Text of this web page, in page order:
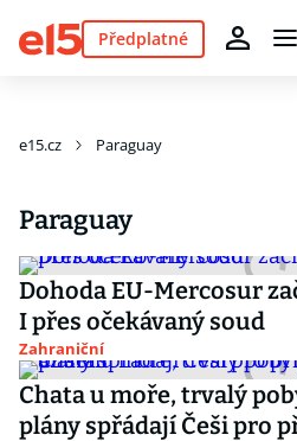
Předplatné
e15.cz Paraguay
Paraguay
Dohoda EU-Mercosur
I přes očekávaný soud
Zahraniční
Chata u moře, trvalý
plány spřádají Češi pro